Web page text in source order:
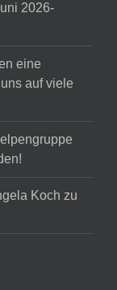
2026-
eine
auf viele
Koch zu